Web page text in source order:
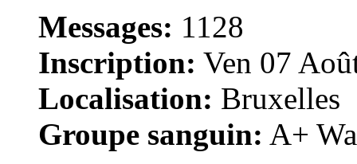
Messages: 1128
Inscription: Ven 07
Localisation: Bruxelles
Groupe sanguin: A+